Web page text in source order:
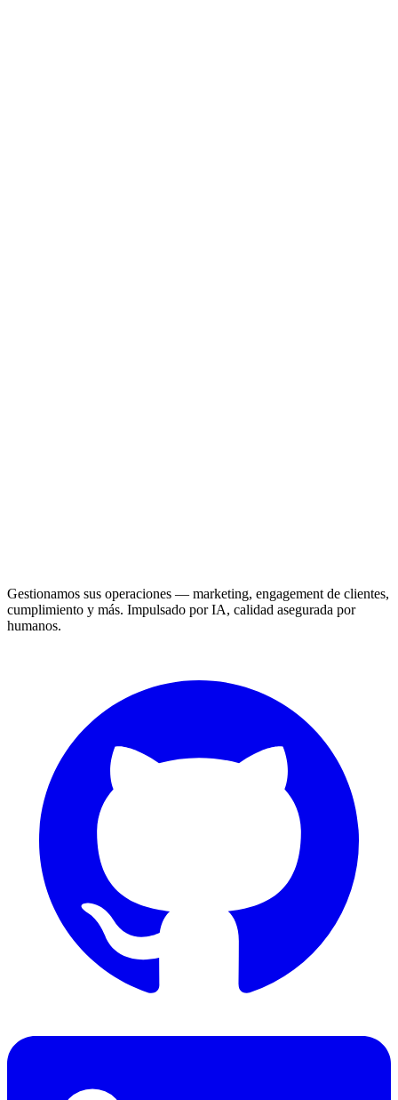
Gestionamos sus operaciones — marketing, engagement de clientes,
cumplimiento y más. Impulsado por IA, calidad asegurada por
humanos.